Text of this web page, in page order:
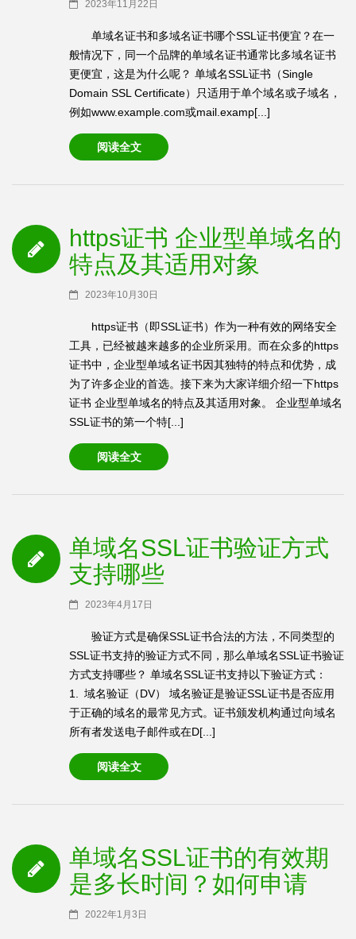
2023年11月22日
单域名证书和多域名证书哪个SSL证书便宜？在一
般情况下，同一个品牌的单域名证书通常比多域名证书
更便宜，这是为什么呢？ 单域名SSL证书（Single
Domain SSL Certificate）只适用于单个域名或子域名，
例如www.example.com或mail.examp[...]
阅读全文
https证书 企业型单域名的
特点及其适用对象
2023年10月30日
https证书（即SSL证书）作为一种有效的网络安全
工具，已经被越来越多的企业所采用。而在众多的https
证书中，企业型单域名证书因其独特的特点和优势，成
为了许多企业的首选。接下来为大家详细介绍一下https
证书 企业型单域名的特点及其适用对象。 企业型单域名
SSL证书的第一个特[...]
阅读全文
单域名SSL证书验证方式
支持哪些
2023年4月17日
验证方式是确保SSL证书合法的方法，不同类型的
SSL证书支持的验证方式不同，那么单域名SSL证书验证
方式支持哪些？ 单域名SSL证书支持以下验证方式：
1. 域名验证（DV） 域名验证是验证SSL证书是否应用
于正确的域名的最常见方式。证书颁发机构通过向域名
所有者发送电子邮件或在D[...]
阅读全文
单域名SSL证书的有效期
是多长时间？如何申请
2022年1月3日